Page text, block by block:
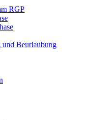
RGP
Beurlaubung